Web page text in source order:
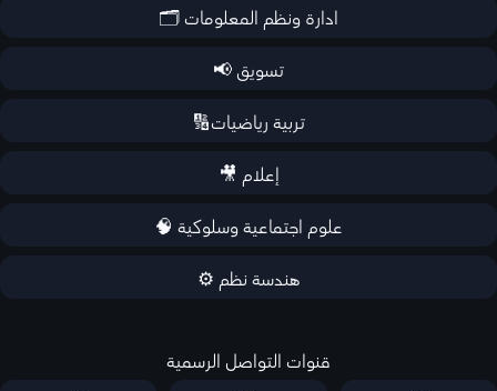
ادارة ونظم المعلومات 🗂️
تسويق 📢
تربية رياضيات🔢
إعلام 🎥
علوم اجتماعية وسلوكية 🧠
هندسة نظم ⚙️
قنوات التواصل الرسمية